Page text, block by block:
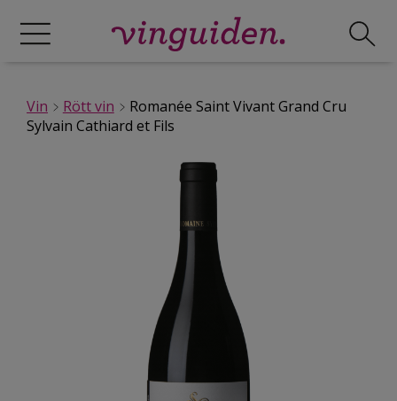
Vin Rött vin
Romanée Saint Vivant Grand Cru
Sylvain Cathiard et Fils